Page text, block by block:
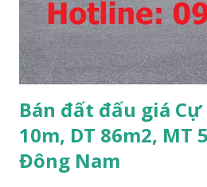
Bán đất đấu giá
10m, DT 86m2, MT
Đông Nam